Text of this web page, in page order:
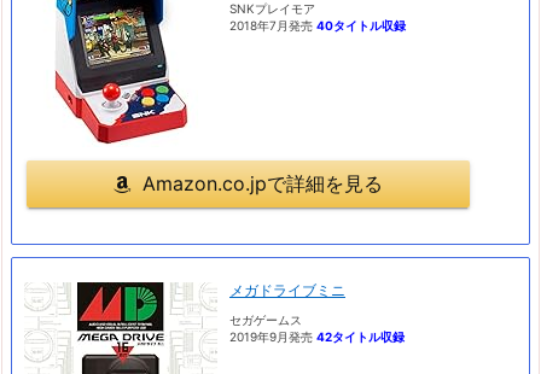
SNKプレイモア
2018年7月発売 40タイトル収録
Amazon.co.jpで詳細を見る
メガドライブミニ
セガゲームス
2019年9月発売 42タイトル収録